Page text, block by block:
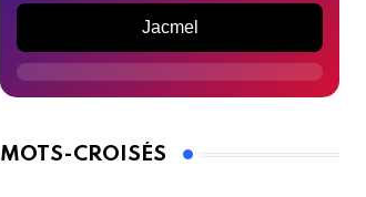
Jacmel
MOTS-CROISÉS